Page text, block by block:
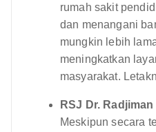
rumah sakit
dan menangani
mungkin lebih
meningkatkan
masyarakat.
RSJ Dr.
Meskipun secara